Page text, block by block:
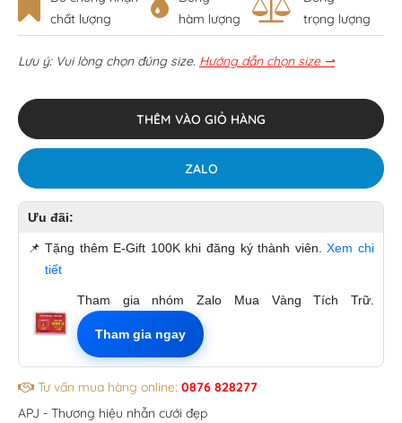
chất lượng
hàm lượng
trọng lượng
Lưu ý: Vui lòng chọn đúng size. Hướng dẫn chọn size ⇀
THÊM VÀO GIỎ HÀNG
ZALO
Ưu đãi:
📌 Tặng thêm E-Gift 100K khi đăng ký thành viên.Xem chi
tiết
Tham gia nhóm Zalo Mua Vàng Tích Trữ.
Tham gia ngay
Tư vấn mua hàng online: 0876 828277
APJ - Thương hiệu nhẫn cưới đẹp